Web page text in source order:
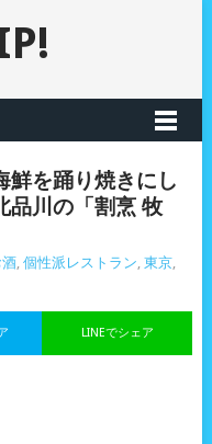
鮮を踊り焼きにし
品川の「割烹 牧
, 個性派レストラン, 東京,
LINEでシェア